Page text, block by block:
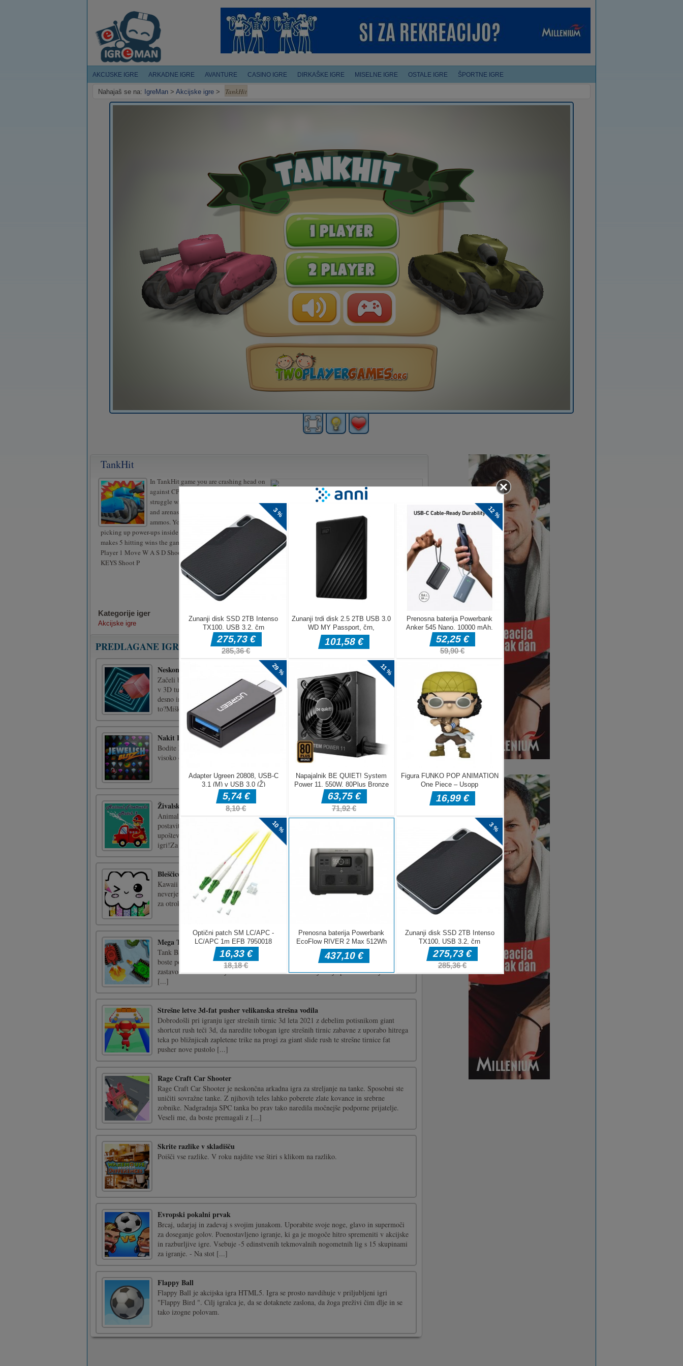
AKCIJSKE IGRE ARKADNE IGRE AVANTURE CASINO IGRE DIRKAŠKE IGRE MISELNE IGRE OSTALE IGRE ŠPORTNE IGRE
Nahajaš se na: IgreMan > Akcijske igre > TankHit
TankHit
In TankHit game you are crashing head on
against CPU or against a friend. In this
struggle which happens in 3D labyrinths
and arenas, your tanks magazine takes 5
ammos. You can take the advantage by
picking up power-ups inside of the game. The one who
makes 5 hitting wins the game!
Player 1 Move W A S D Shoot T Player 2 Move ARROW
KEYS Shoot P
Kategorije iger
Akcijske igre
PREDLAGANE IGRE
Neskončni tunel
Začeli boste odlično igro, kjer boste hipnotizirani. Ali se lahko s kocko podaš za vedno
v 3D tunel? Premaknite se glede na ovire v predoru in nadaljujte tako, da drsite kocko
desno in levo. Igra se bo vedno pospešila in vas prisilila v napake. Ste pripravljeni na
to?Miška in zas [...]
Nakit Blitz
Bodite hitri kot strela in naredite kombinacije istobarvnih draguljev! Ali lahko zaslužite
visoko oceno v tej akcijski igri Match3?
Živalska gasilska vozila 3. tekma
Animal Firetrucks Match 3 – ta kul igra tri v vrsti, v kateri morate bloke iste barve
postaviti v serijo treh kosov ali več, da dosežete najvišji možni rezultat, pazite, da
upoštevate lestvico na levi strani ne pasti prenizko, sicer bo igre konec. Uživajte v
igri!Za igranje igre [...]
Bleščice za pobarvanko Kawaii
Kawaii Coloring Book Glitter je najboljša kawaii igra za otroke in odrasle z
neverjetnimi kawaii pobarvankami za bleščeče barve! To je odlična kawaii pobarvanka
za otroke, najstnike in odrasle!Miško ali tapnite za igranje
Mega Tank Wars Arena
Tank Battle Arena je igra z različnimi načini za bojevanje s tanki. V "klasičnem" načinu
boste poskušali uničiti sovražnikov tank na različnih zemljevidih. V načinu "Ujemi
zastavo" boste morali ujeti zastavo na sovražnem ozemlju in jo prinesti v svojo deželo.
[...]
Strešne letve 3d-fat pusher velikanska strešna vodila
Dobrodošli pri igranju iger strešnih tirnic 3d leta 2021 z debelim potisnikom giant
shortcut rush teči 3d, da naredite tobogan igre strešnih tirnic zabavne z uporabo hitrega
teka po bližnjicah zapletene trike na progi za giant slide rush te strešne tirnice fat
pusher nove pustolo [...]
Rage Craft Car Shooter
Rage Craft Car Shooter je neskončna arkadna igra za streljanje na tanke. Sposobni ste
uničiti sovražne tanke. Z njihovih teles lahko poberete zlate kovance in srebrne
zobnike. Nadgradnja SPC tanka bo prav tako naredila močnejše podporne prijatelje.
Veseli me, da boste premagali z [...]
Skrite razlike v skladišču
Poišči vse razlike. V roku najdite vse štiri s klikom na razliko.
Evropski pokalni prvak
Brcaj, udarjaj in zadevaj s svojim junakom. Uporabite svoje noge, glavo in supermoči
za doseganje golov. Poenostavljeno igranje, ki ga je mogoče hitro spremeniti v akcijske
in razburljive igre. Vsebuje -5 edinstvenih tekmovalnih nogometnih lig s 15 skupinami
za igranje. - Na stot [...]
Flappy Ball
Flappy Ball je akcijska igra HTML5. Igra se prosto navdihuje v priljubljeni igri
"Flappy Bird ". Cilj igralca je, da se dotaknete zaslona, da žoga preživi čim dlje in se
tako izogne polovam.